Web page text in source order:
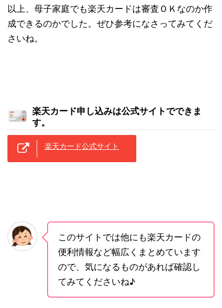
以上、母子家庭でも楽天カードは審査ＯＫなのか作
成できるのかでした。ぜひ参考になさってみてくだ
さいね。
楽天カード申し込みは公式サイトでできま
す。
楽天カード公式サイト
このサイトでは他にも楽天カードの
便利情報など幅広くまとめています
ので、気になるものがあれば確認し
てみてくださいね♪